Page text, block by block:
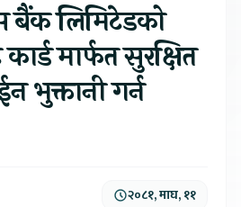
बैंक लिमिटेडको
मार्फत सुरक्षित
भुक्तानी गर्न
२०८१, माघ, ११